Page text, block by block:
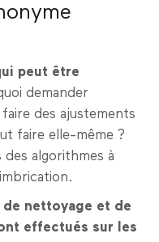
peut être
demander
des ajustements
faire elle-même ?
algorithmes à
de nettoyage et de
effectués sur les